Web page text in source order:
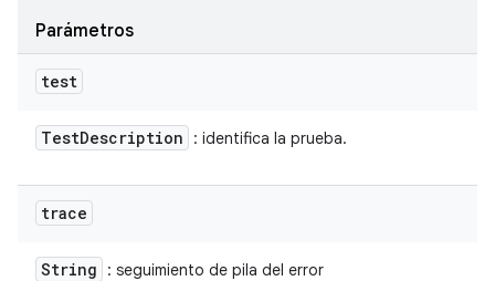
Parámetros
test
TestDescription : identifica la prueba.
trace
String : seguimiento de pila del error